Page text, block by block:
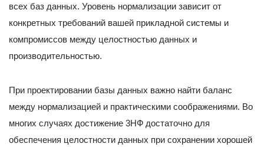
всех баз данных. Уровень нормализации зависит от
конкретных требований вашей прикладной системы и
компромиссов между целостностью данных и
производительностью.
При проектировании базы данных важно найти баланс
между нормализацией и практическими соображениями. Во
многих случаях достижение 3НФ достаточно для
обеспечения целостности данных при сохранении хорошей